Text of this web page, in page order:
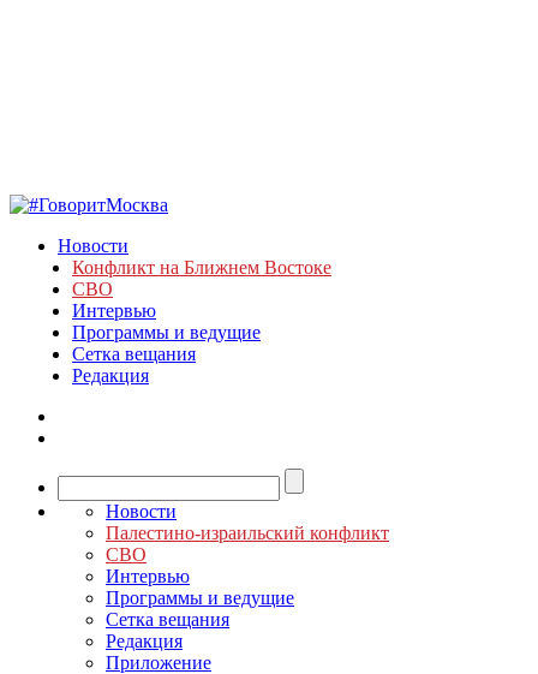
Новости
Конфликт на Ближнем Востоке
СВО
Интервью
Программы и ведущие
Сетка вещания
Редакция
Новости
Палестино-израильский конфликт
СВО
Интервью
Программы и ведущие
Сетка вещания
Редакция
Приложение